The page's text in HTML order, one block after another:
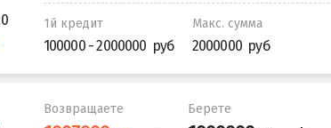
1й кредит
100000 - 2000000
Макс. сумма
2000000
Возвращаете Берете